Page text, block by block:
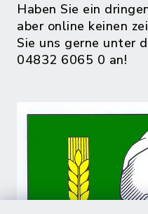
Haben Sie ein
aber online keinen
Sie uns gerne unter
04832 6065 0 an!